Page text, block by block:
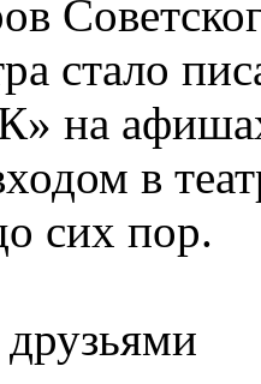
стало
на
в
сих пор.